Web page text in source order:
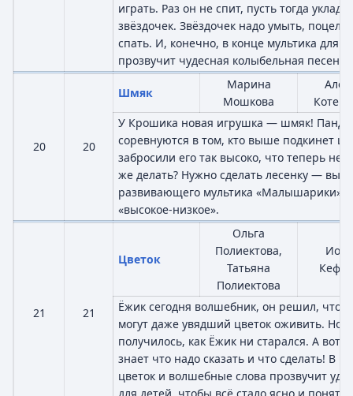
играть. Раз он не спит, пусть тогда
звёздочек. Звёздочек надо умыть,
спать. И, конечно, в конце мультика для
прозвучит чудесная колыбельная
20 20
Шмяк
Марина
Мошкова
У Крошика новая игрушка — шмяк!
соревнуются в том, кто выше подкинет
забросили его так высоко, что теперь не
же делать? Нужно сделать лесенку —
развивающего мультика «Малышарики»
«высокое-низкое».
21 21
Цветок
Ольга
Полиектова,
Татьяна
Полиектова
Ёжик сегодня волшебник, он решил, что
могут даже увядший цветок оживить. Но
получилось, как Ёжик ни старался. А вот
знает что надо сказать и что сделать! В
цветок и волшебные слова прозвучит